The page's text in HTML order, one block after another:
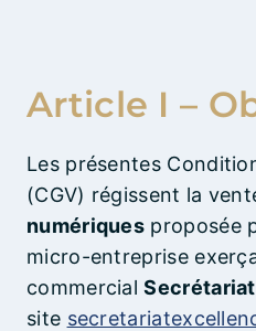
Article I –
Les présentes
(CGV) régissent la
numériques proposée
micro-entreprise
commercial
site